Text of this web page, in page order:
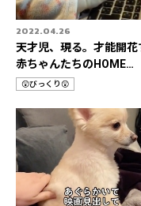
2022.04.26
天才児、現る。才能開花
赤ちゃんたちのHOME
STORIES 3選👶
カ
テ
ゴ
リ
😲びっくり😲